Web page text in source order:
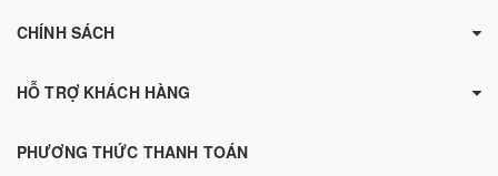
CHÍNH SÁCH
HỖ TRỢ KHÁCH HÀNG
PHƯƠNG THỨC THANH TOÁN